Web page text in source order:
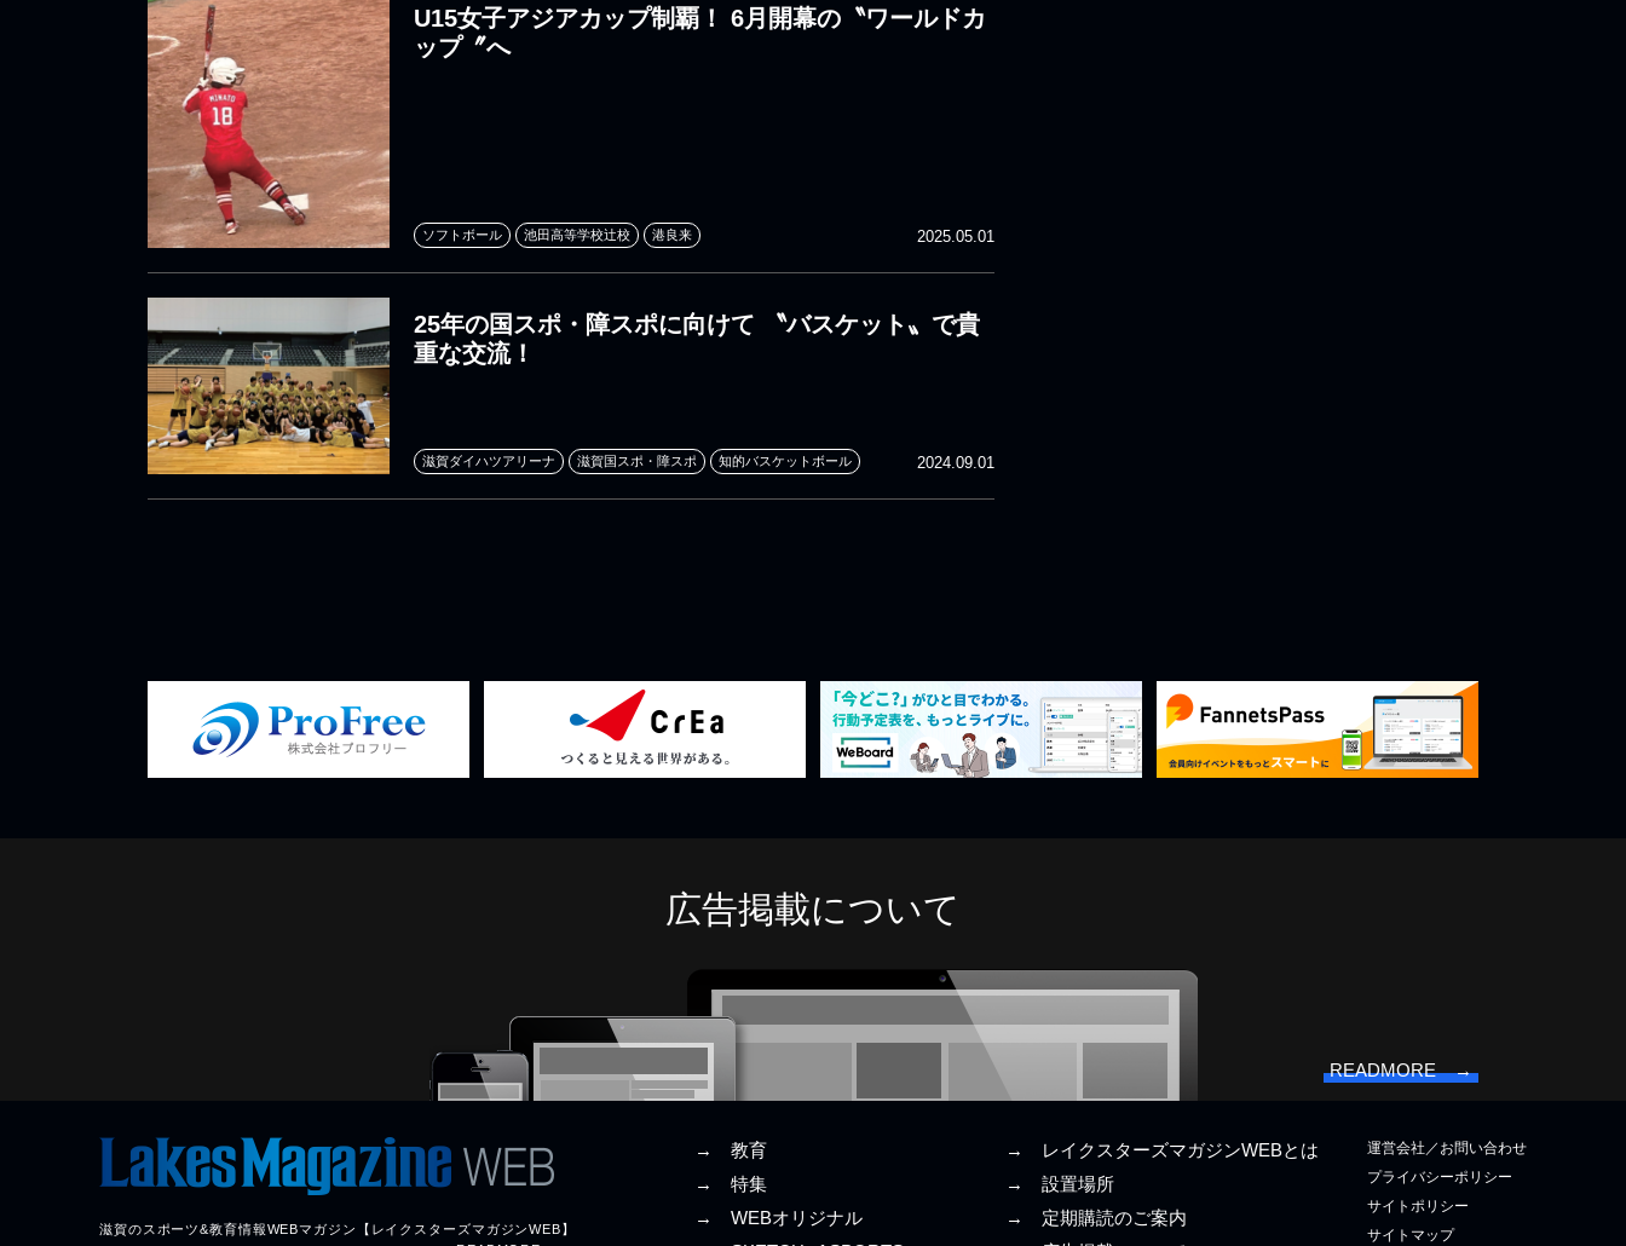
U15女子アジアカップ制覇！ 6月開幕の〝ワールドカ
ップ〞へ
2025.05.01
ソフトボール 池田高等学校辻校 港良来
25年の国スポ・障スポに向けて 〝バスケット〟で貴
重な交流！
2024.09.01
滋賀ダイハツアリーナ 滋賀国スポ・障スポ 知的バスケットボール
広告掲載について
READMORE →
滋賀のスポーツ&教育情報WEBマガジン【レイクスターズマガジンWEB】
→ 教育
→ 特集
→ WEBオリジナル
→ レイクスターズマガジンWEBとは
→ 設置場所
→ 定期購読のご案内
運営会社／お問い合わせ
プライバシーポリシー
サイトポリシー
サイトマップ